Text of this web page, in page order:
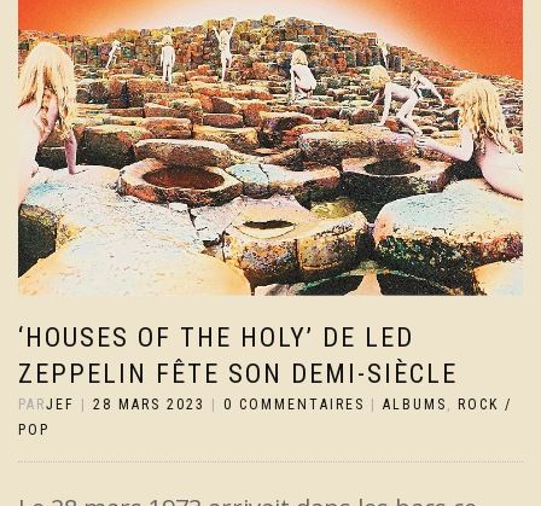
‘HOUSES OF THE HOLY’ DE LED
ZEPPELIN FÊTE SON DEMI-SIÈCLE
PARJEF 28 MARS 2023 0 COMMENTAIRES ALBUMS ,
ROCK /
POP